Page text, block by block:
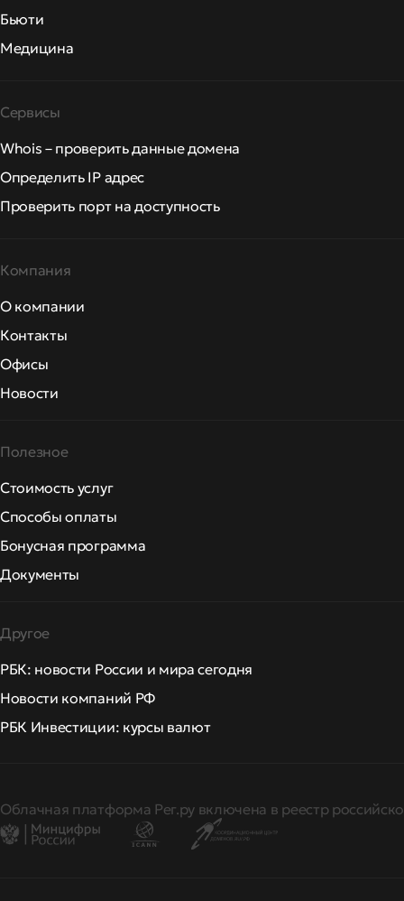
Бьюти
Медицина
Сервисы
Whois – проверить данные домена
Определить IP адрес
Проверить порт на доступность
Компания
О компании
Контакты
Офисы
Новости
Полезное
Стоимость услуг
Способы оплаты
Бонусная программа
Документы
Другое
РБК: новости России и мира сегодня
Новости компаний РФ
РБК Инвестиции: курсы валют
Облачная платформа Рег.ру включена в реестр